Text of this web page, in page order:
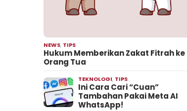
NEWS, TIPS
Hukum Memberikan Zakat Fitrah ke
Orang Tua
TEKNOLOGI, TIPS
Ini Cara Cari “Cuan”
Tambahan Pakai Meta AI
WhatsApp!